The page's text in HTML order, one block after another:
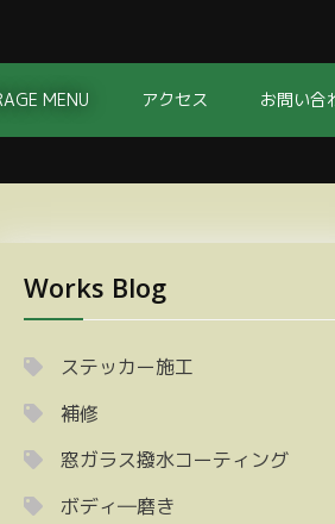
MENU アクセス お問い合
Works Blog
ステッカー施工
補修
窓ガラス撥水コーティング
ボディ―磨き